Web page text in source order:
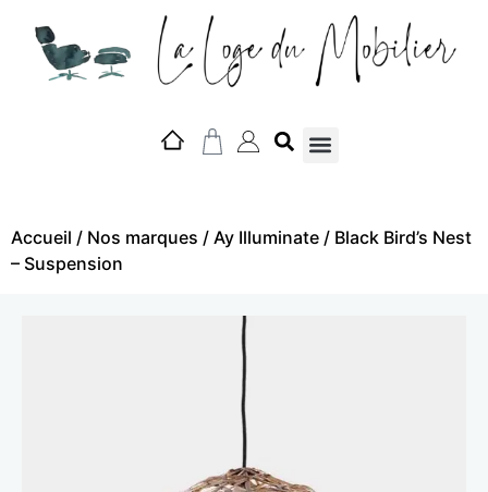
Accueil / Nos marques / Ay Illuminate / Black Bird’s Nest
– Suspension